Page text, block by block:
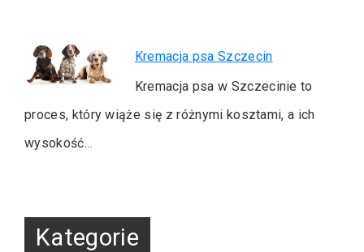
Kremacja psa Szczecin
Kremacja psa w Szczecinie to
proces, który wiąże się z różnymi kosztami, a ich
wysokość…
Kategorie